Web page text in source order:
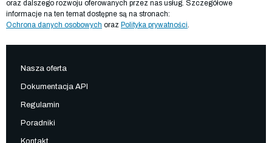
oraz dalszego rozwoju oferowanych przez nas usług. Szczegółowe
informacje na ten temat dostępne są na stronach:
Ochrona danych osobowych oraz Polityka prywatności
Nasza oferta
Dokumentacja API
Regulamin
Poradniki
Kontakt